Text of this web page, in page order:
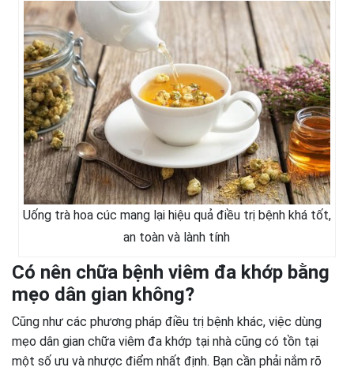
Uống trà hoa cúc mang lại hiệu quả điều trị bệnh khá tốt,
an toàn và lành tính
Có nên chữa bệnh viêm đa khớp bằng
mẹo dân gian không?
Cũng như các phương pháp điều trị bệnh khác, việc dùng
mẹo dân gian chữa viêm đa khớp tại nhà cũng có tồn tại
một số ưu và nhược điểm nhất định. Bạn cần phải nắm rõ